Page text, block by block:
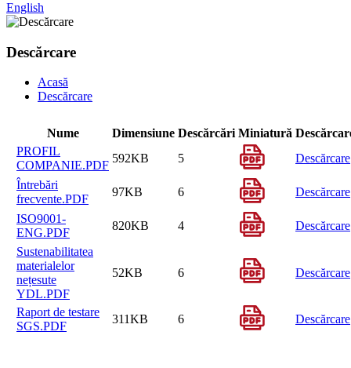
English
Descărcare
Acasă
Descărcare
Nume Dimensiune Descărcări Miniatură
PROFIL
COMPANIE.PDF
592KB 5
Descărcare
Întrebări
frecvente.PDF
97KB 6
Descărcare
ISO9001-
ENG.PDF
820KB 4
Descărcare
Sustenabilitatea
materialelor
nețesute
YDL.PDF
52KB 6 Descărcare
Raport de testare
SGS.PDF
311KB 6 Descărcare